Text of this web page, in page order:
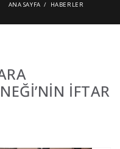
ANA SAYFA HABERLER
İFTAR